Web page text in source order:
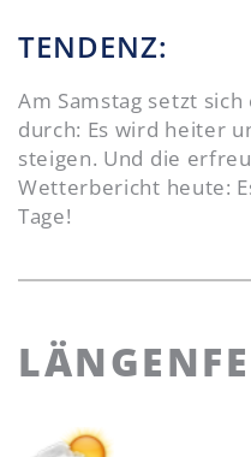
TENDENZ:
Am Samstag setzt
durch: Es wird heiter
steigen. Und die
Wetterbericht heute:
Tage!